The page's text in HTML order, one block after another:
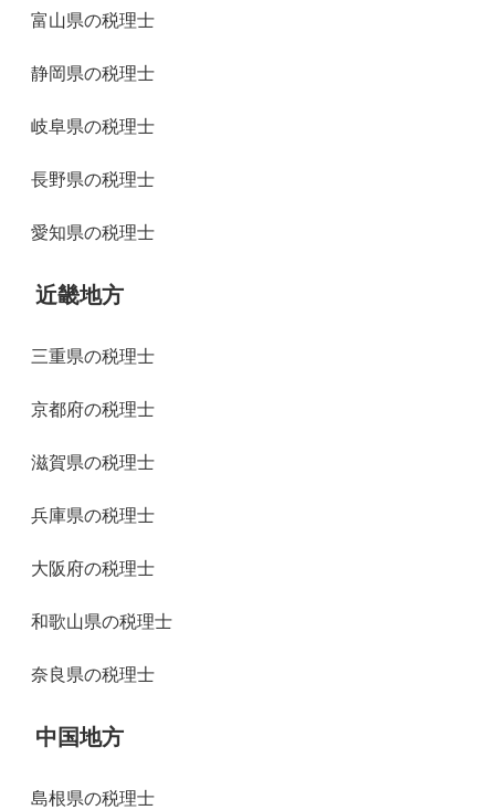
富山県の税理士
静岡県の税理士
岐阜県の税理士
長野県の税理士
愛知県の税理士
近畿地方
三重県の税理士
京都府の税理士
滋賀県の税理士
兵庫県の税理士
大阪府の税理士
和歌山県の税理士
奈良県の税理士
中国地方
島根県の税理士